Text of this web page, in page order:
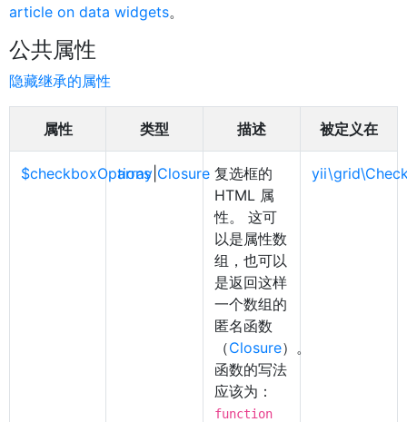
article on data widgets。
公共属性
隐藏继承的属性
属性 类型 描述 被定义在
$checkboxOptions
array Closure 复选框的
HTML 属
性。 这可
以是属性数
组，也可以
是返回这样
一个数组的
匿名函数
（Closure）。
函数的写法
应该为：
function